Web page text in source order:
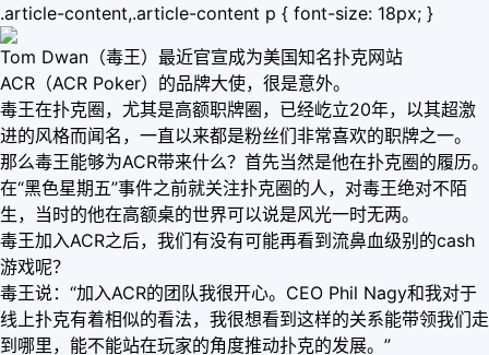
.article-content,.article-content p { font-size: 18px; }
Tom Dwan（毒王）最近官宣成为美国知名扑克网站
ACR（ACR Poker）的品牌大使，很是意外。
毒王在扑克圈，尤其是高额职牌圈，已经屹立20年，以其超激
进的风格而闻名，一直以来都是粉丝们非常喜欢的职牌之一。
那么毒王能够为ACR带来什么？首先当然是他在扑克圈的履历。
在“黑色星期五”事件之前就关注扑克圈的人，对毒王绝对不陌
生，当时的他在高额桌的世界可以说是风光一时无两。
毒王加入ACR之后，我们有没有可能再看到流鼻血级别的cash
游戏呢？
毒王说：“加入ACR的团队我很开心。CEO Phil Nagy和我对于
线上扑克有着相似的看法，我很想看到这样的关系能带领我们走
到哪里，能不能站在玩家的角度推动扑克的发展。”